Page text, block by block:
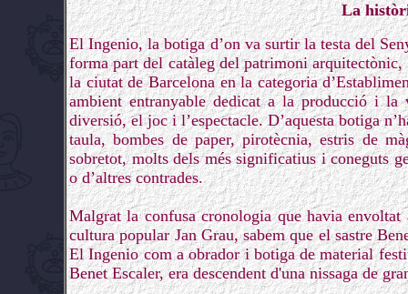
La
El Ingenio, la botiga d’on va surtir la testa del
forma part del catàleg del patrimoni
la ciutat de Barcelona en la categoria
ambient entranyable dedicat a la producció i la
diversió, el joc i l’espectacle. D’aquesta botiga
taula, bombes de paper, pirotècnia, estris de
sobretot, molts dels més significatius i coneguts
o d’altres contrades.
Malgrat la confusa cronologia que havia envoltat
cultura popular Jan Grau, sabem que el sastre
El Ingenio com a obrador i botiga de material
Benet Escaler, era descendent d'una nissaga de